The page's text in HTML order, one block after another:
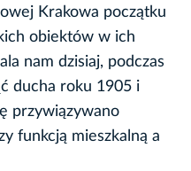
Krakowa początku
obiektów w ich
nam dzisiaj, podczas
ducha roku 1905 i
przywiązywano
funkcją mieszkalną a